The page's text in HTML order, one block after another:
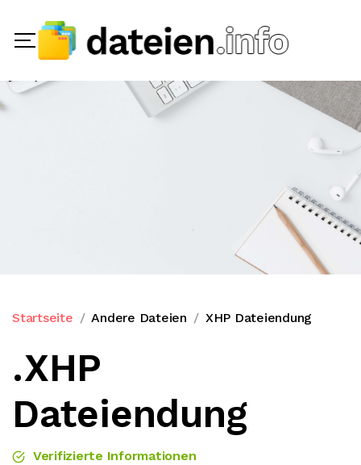
Startseite Andere Dateien XHP Dateiendung
.XHP
Dateiendung
Verifizierte Informationen